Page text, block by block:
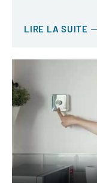
LIRE LA SUITE